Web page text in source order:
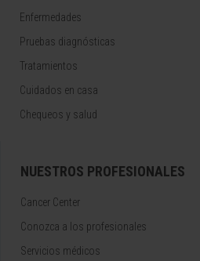
Enfermedades
Pruebas diagnósticas
Tratamientos
Cuidados en casa
Chequeos y salud
NUESTROS PROFESIONALES
Cancer Center
Conozca a los profesionales
Servicios médicos